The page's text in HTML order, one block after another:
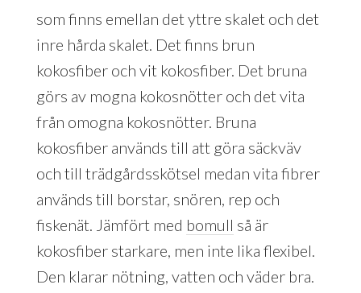
som finns emellan det yttre skalet och det
inre hårda skalet. Det finns brun
kokosfiber och vit kokosfiber. Det bruna
görs av mogna kokosnötter och det vita
från omogna kokosnötter. Bruna
kokosfiber används till att göra säckväv
och till trädgårdsskötsel medan vita fibrer
används till borstar, snören, rep och
fiskenät. Jämfört med bomull så är
kokosfiber starkare, men inte lika flexibel.
Den klarar nötning, vatten och väder bra.